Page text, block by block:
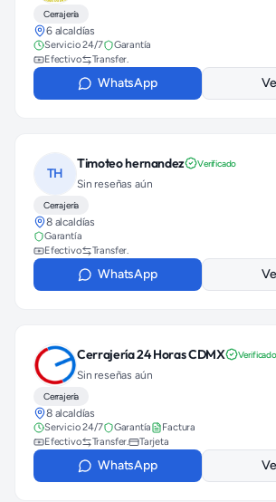
Cerrajería
6 alcaldías
Servicio 24/7
Garantía
Efectivo
Transfer.
WhatsApp
TH
Timoteo hernandez Verificado
Sin reseñas aún
Cerrajería
8 alcaldías
Garantía
Efectivo
Transfer.
WhatsApp
Cerrajería 24 Horas CDMX Verificado
Sin reseñas aún
Cerrajería
8 alcaldías
Servicio 24/7 Garantía
Factura
Efectivo
Transfer. Tarjeta
WhatsApp